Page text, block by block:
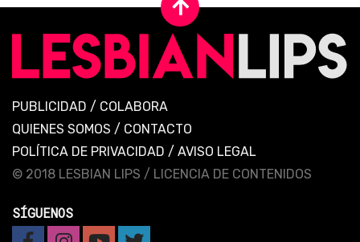
PUBLICIDAD / COLABORA
QUIENES SOMOS / CONTACTO
POLÍTICA DE PRIVACIDAD / AVISO LEGAL
© 2018 LESBIAN LIPS / LICENCIA DE CONTENIDOS
SÍGUENOS